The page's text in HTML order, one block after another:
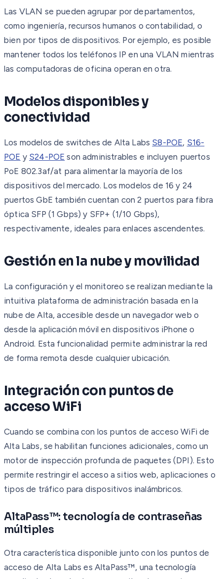
Las VLAN se pueden agrupar por departamentos,
como ingeniería, recursos humanos o contabilidad, o
bien por tipos de dispositivos. Por ejemplo, es posible
mantener todos los teléfonos IP en una VLAN mientras
las computadoras de oficina operan en otra.
Modelos disponibles y
conectividad
Los modelos de switches de Alta Labs S8-POE, S16-
POE y S24-POE son administrables e incluyen puertos
PoE 802.3af/at para alimentar la mayoría de los
dispositivos del mercado. Los modelos de 16 y 24
puertos GbE también cuentan con 2 puertos para fibra
óptica SFP (1 Gbps) y SFP+ (1/10 Gbps),
respectivamente, ideales para enlaces ascendentes.
Gestión en la nube y movilidad
La configuración y el monitoreo se realizan mediante la
intuitiva plataforma de administración basada en la
nube de Alta, accesible desde un navegador web o
desde la aplicación móvil en dispositivos iPhone o
Android. Esta funcionalidad permite administrar la red
de forma remota desde cualquier ubicación.
Integración con puntos de
acceso WiFi
Cuando se combina con los puntos de acceso WiFi de
Alta Labs, se habilitan funciones adicionales, como un
motor de inspección profunda de paquetes (DPI). Esto
permite restringir el acceso a sitios web, aplicaciones o
tipos de tráfico para dispositivos inalámbricos.
AltaPass™: tecnología de contraseñas
múltiples
Otra característica disponible junto con los puntos de
acceso de Alta Labs es AltaPass™, una tecnología